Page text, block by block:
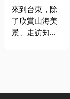
｜在地人聚餐
首選，經典合
菜一次滿足
來到台東，除
了欣賞山海美
景、走訪知名
相較於一般小